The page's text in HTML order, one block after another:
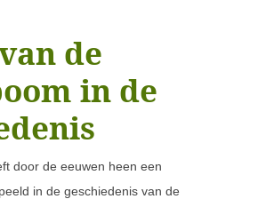
de
in de
door de eeuwen heen een
in de geschiedenis van de